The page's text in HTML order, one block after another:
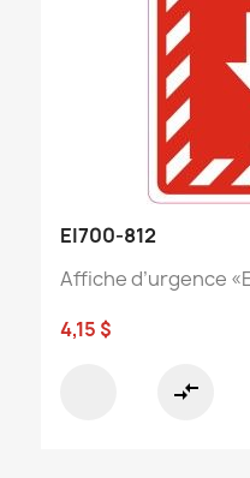
EI700-812
Affiche d’urgence
4,15 $
compare_arrows